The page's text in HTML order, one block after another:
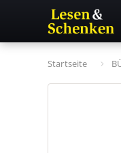
Startseite